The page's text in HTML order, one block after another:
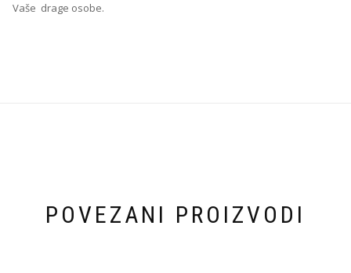
Vaše drage osobe.
POVEZANI PROIZVODI